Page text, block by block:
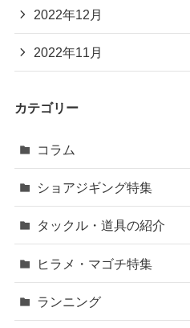
2022年12月
2022年11月
カテゴリー
コラム
ショアジギング特集
タックル・道具の紹介
ヒラメ・マゴチ特集
ランニング